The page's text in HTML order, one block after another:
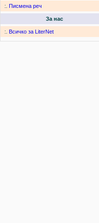
:. Писмена реч
За нас
:. Всичко за LiterNet